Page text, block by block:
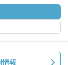
情報